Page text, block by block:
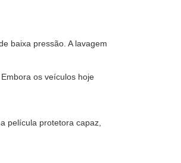
baixa pressão. A lavagem
os veículos hoje
película protetora capaz,